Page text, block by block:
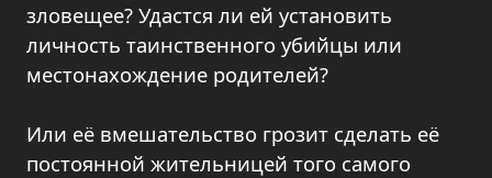
зловещее? Удастся ли ей установить
личность таинственного убийцы или
местонахождение родителей?
Или её вмешательство грозит сделать её
постоянной жительницей того самого